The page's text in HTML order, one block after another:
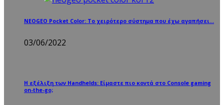
NEOGEO Pocket Color: Το χειρότερο σύστημα που έχω αγαπήσει…
03/06/2022
Η εξέλιξη των Handhelds: Είμαστε πιο κοντά στο Console gaming
on-the-go;